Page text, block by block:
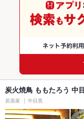
炭火焼鳥 ももたろう 中
居酒屋 中目黒